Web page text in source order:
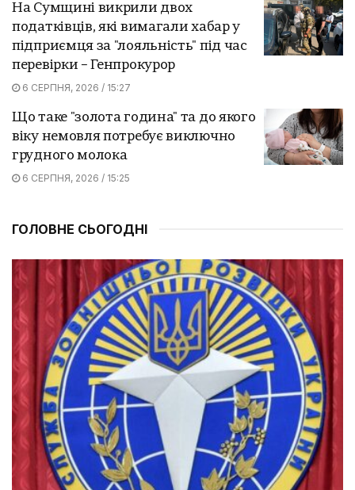
На Сумщині викрили двох
податківців, які вимагали хабар у
підприємця за "лояльність" під час
перевірки – Генпрокурор
6 СЕРПНЯ, 2026 / 15:27
Що таке "золота година" та до якого
віку немовля потребує виключно
грудного молока
6 СЕРПНЯ, 2026 / 15:25
ГОЛОВНЕ СЬОГОДНІ